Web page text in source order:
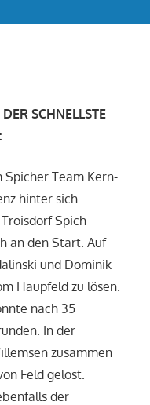
SCHNELLSTE
Team Kern-
hinter sich
Spich
an den Start. Auf
und Dominik
Haupfeld zu lösen.
nach 35
In der
zusammen
Feld gelöst.
der